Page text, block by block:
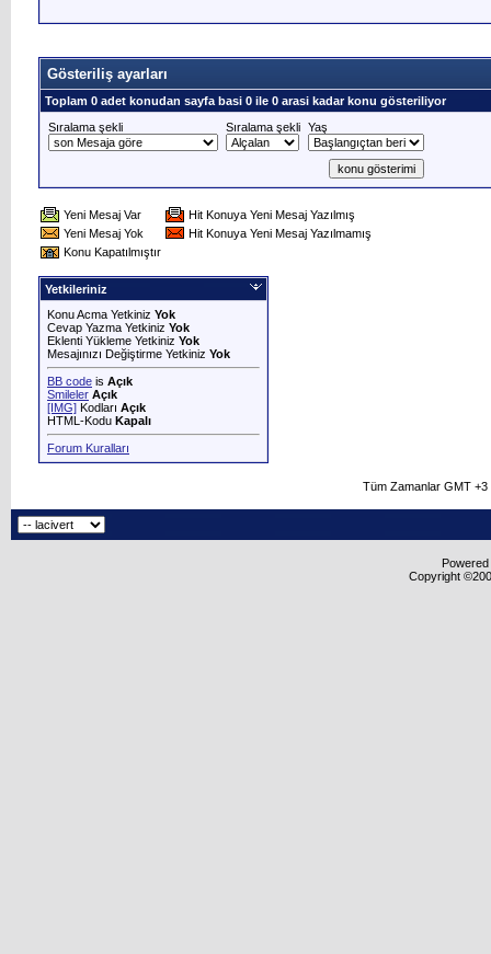
Gösteriliş ayarları
Toplam 0 adet konudan sayfa basi 0 ile 0 arasi kadar konu gösteriliyor
Sıralama şekli
Sıralama şekli Yaş
Yeni Mesaj Var
Hit Konuya Yeni Mesaj Yazılmış
Yeni Mesaj Yok
Hit Konuya Yeni Mesaj Yazılmamış
Konu Kapatılmıştır
Yetkileriniz
Konu Acma Yetkiniz Yok
Cevap Yazma Yetkiniz Yok
Eklenti Yükleme Yetkiniz Yok
Mesajınızı Değiştirme Yetkiniz Yok
BB code is Açık
Smileler Açık
[IMG] Kodları Açık
HTML-Kodu Kapalı
Forum Kuralları
Tüm Zamanlar GMT
Copyright